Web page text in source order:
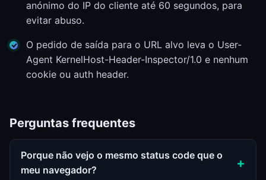
anónimo do IP do cliente até 60 segundos, para
evitar abuso.
O pedido de saída para o URL alvo leva o User-
Agent KernelHost-Header-Inspector/1.0 e nenhum
cookie ou auth header.
Perguntas frequentes
Porque não vejo o mesmo status code que o
meu navegador?